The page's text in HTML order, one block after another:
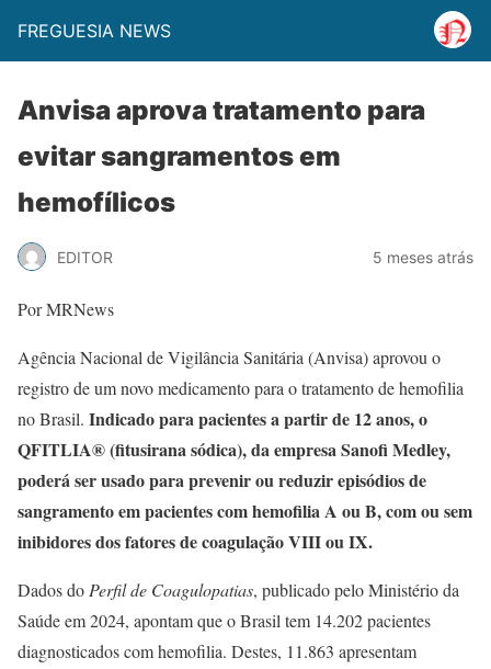
FREGUESIA NEWS
Anvisa aprova tratamento para
evitar sangramentos em
hemofílicos
EDITOR 5 meses atrás
Por MRNews
Agência Nacional de Vigilância Sanitária (Anvisa) aprovou o
registro de um novo medicamento para o tratamento de hemofilia
no Brasil. Indicado para pacientes a partir de 12 anos, o
QFITLIA® (fitusirana sódica), da empresa Sanofi Medley,
poderá ser usado para prevenir ou reduzir episódios de
sangramento em pacientes com hemofilia A ou B, com ou sem
inibidores dos fatores de coagulação VIII ou IX.
Dados do Perfil de Coagulopatias, publicado pelo Ministério da
Saúde em 2024, apontam que o Brasil tem 14.202 pacientes
diagnosticados com hemofilia. Destes, 11.863 apresentam